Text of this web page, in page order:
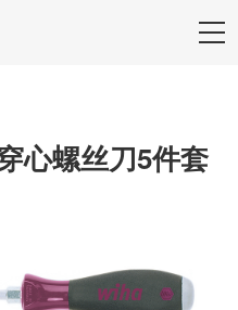
心螺丝刀5件套